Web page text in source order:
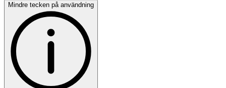
Mindre tecken på användning